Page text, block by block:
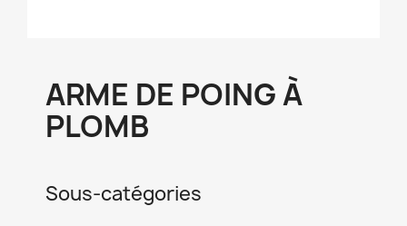
ARME DE POING À
PLOMB
Sous-catégories